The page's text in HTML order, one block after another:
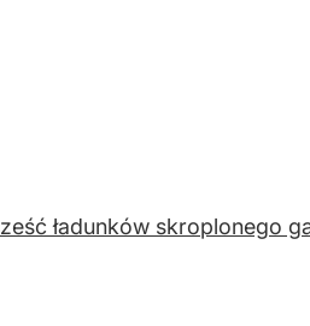
ładunków skroplonego